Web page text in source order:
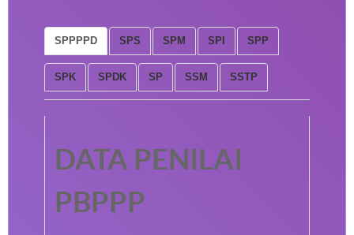
SPPPPD SPS SPM SPI SPP
SPK SPDK SP SSM SSTP
DATA PENILAI
PBPPP